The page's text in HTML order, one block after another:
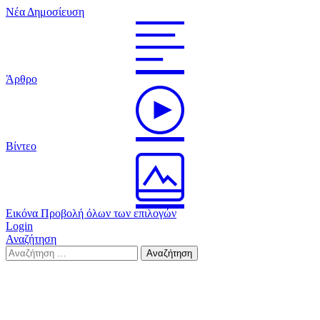
Νέα Δημοσίευση
Άρθρο
Βίντεο
Εικόνα Προβολή όλων των επιλογών
Login
Αναζήτηση
Search
for:
Αναζήτηση